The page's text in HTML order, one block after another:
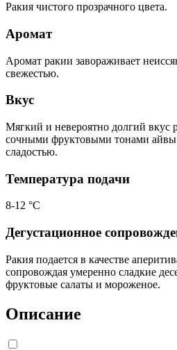
Ракия чистого прозрачного цвета.
Аромат
Аромат ракии завораживает
свежестью.
Вкус
Мягкий и невероятно долгий вкус
сочными фруктовыми тонами айвы
сладостью.
Температура подачи
8-12 °C
Дегустационное
Ракия подается в качестве
сопровождая умеренно сладкие
фруктовые салаты и мороженое.
Описание